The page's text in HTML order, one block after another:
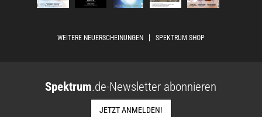
WEITERE NEUERSCHEINUNGEN SPEKTRUM SHOP
Spektrum.de-Newsletter abonnieren
JETZT ANMELDEN!